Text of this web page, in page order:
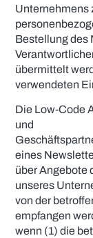
Unternehmens
Bestellung des
übermittelt
verwendeten
Die Low-Code
und
eines
über Angebote
unseres
von der
empfangen
wenn (1) die